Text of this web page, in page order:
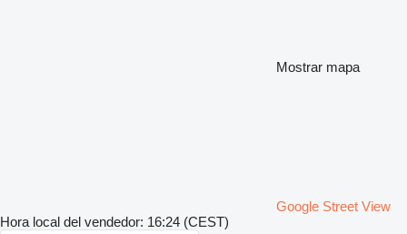
Mostrar mapa
Google Street View
Hora local del vendedor: 16:24 (CEST)